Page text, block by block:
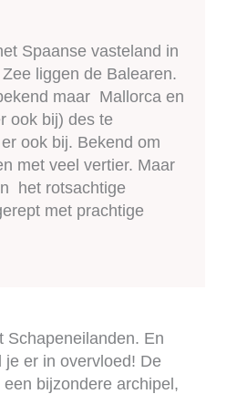
Spaanse vasteland in
liggen de Balearen.
maar Mallorca en
ook bij) des te
ook bij. Bekend om
met veel vertier. Maar
het rotsachtige
met prachtige
Schapeneilanden. En
je er in overvloed! De
bijzondere archipel,